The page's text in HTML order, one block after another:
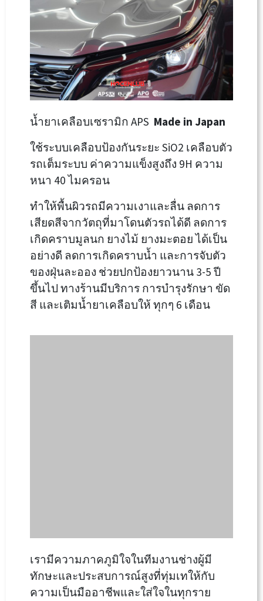
น้ำยาเคลือบเซรามิก APS Made in Japan
ใช้ระบบเคลือบป้องกันระยะ SiO2 เคลือบตัว
รถเต็มระบบ ค่าความแข็งสูงถึง 9H ความ
หนา 40 ไมครอน
ทำให้พื้นผิวรถมีความเงาและลื่น ลดการ
เสียดสีจากวัตถุที่มาโดนตัวรถได้ดี ลดการ
เกิดคราบมูลนก ยางไม้ ยางมะตอย ได้เป็น
อย่างดี ลดการเกิดคราบน้ำ และการจับตัว
ของฝุ่นละออง ช่วยปกป้องยาวนาน 3-5 ปี
ขึ้นไป ทางร้านมีบริการ การบำรุงรักษา ขัด
สี และเติมน้ำยาเคลือบให้ ทุกๆ 6 เดือน
เรามีความภาคภูมิใจในทีมงานช่างผู้มี
ทักษะและประสบการณ์สูงที่ทุ่มเทให้กับ
ความเป็นมืออาชีพและใส่ใจในทุกราย